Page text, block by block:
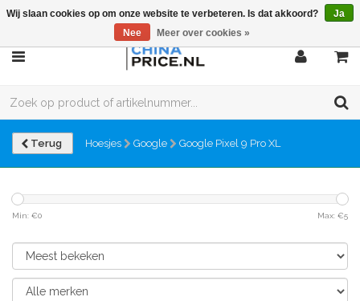
Terug Hoesjes Google Google Pixel 9 Pro XL
Min: €0 Max: €5
Wij slaan cookies op om onze website te verbeteren. Is dat akkoord?
Ja
Nee
Meer over cookies »